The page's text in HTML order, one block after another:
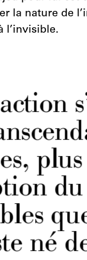
la nature de
l’invisible.
du
né